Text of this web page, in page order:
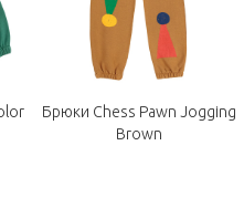
Брюки Chess Pawn Jogging
Brown